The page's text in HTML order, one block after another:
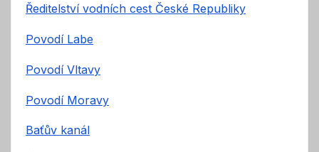
Ředitelství vodních cest České Republiky
Povodí Labe
Povodí Vltavy
Povodí Moravy
Baťův kanál